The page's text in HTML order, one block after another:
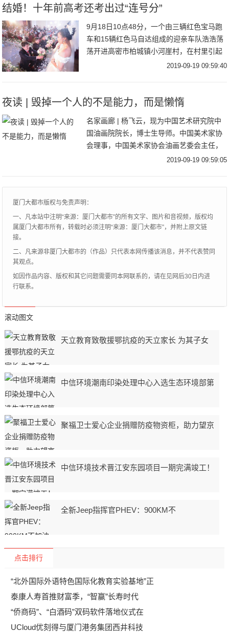
结婚！十年前高考还考出过“连号分”
9月18日10点48分，一个由三辆红色宝马跑
车和15辆红色马自达组成的迎亲车队浩浩荡
荡开进高密市柏城镇小河崖村，在村里引起
一番沸腾。这是谁家的孩子结婚？竟然搞了
2019-09-19 09:59:40
夜读 | 毁掉一个人的不是能力，而是懒惰
名家画廊 | 杨飞云，现为中国艺术研究院中
国油画院院长，博士生导师。中国美术家协
会理事，中国美术家协会油画艺委会主任，
中国油画学会副主席，中央美术学院客座教
2019-09-19 09:59:05
厦门大都市版权与免责声明：
一、凡本站中注明“来源：厦门大都市”的所有文字、图片和音视频，版权均
属厦门大都市所有，转载时必须注明“来源：厦门大都市”，并附上原文链
接。
二、凡来源非厦门大都市的（作品）只代表本网传播该消息，并不代表赞同
其观点。
如因作品内容、版权和其它问题需要同本网联系的，请在见网后30日内进
行联系。
滚动图文
天立教育致敬援鄂抗疫的天立家长 为其子女
中信环境潮南印染处理中心入选生态环境部第
聚福卫士爱心企业捐赠防疫物资柜，助力望京
中信环境技术晋江安东园项目一期完满竣工！
全新Jeep指挥官PHEV：900KM不
点击排行
“北外国际外语特色国际化教育实验基地”正
泰康人寿首推财富季，“智赢”长寿时代
“侨商码”、“白酒码”双码软件落地仪式在
UCloud优刻得与厦门港务集团西井科技